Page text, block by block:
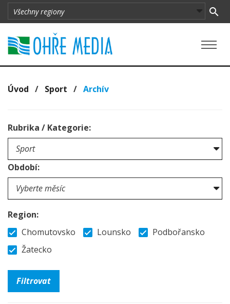
Úvod / Sport / Archív
Rubrika / Kategorie:
Období:
Region:
Chomutovsko
Lounsko
Podbořansko
Žatecko